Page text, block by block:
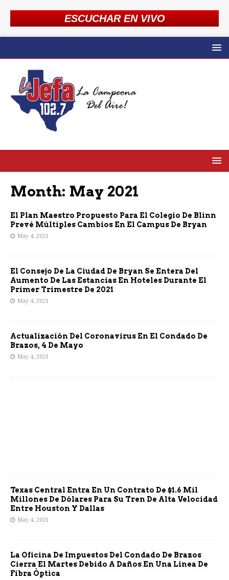
ESCUCHAR EN VIVO
Month: May 2021
El Plan Maestro Propuesto Para El Colegio De Blinn
Prevé Múltiples Cambios En El Campus De Bryan
May 4, 2021
El Consejo De La Ciudad De Bryan Se Entera Del
Aumento De Las Estancias En Hoteles Durante El
Primer Trimestre De 2021
May 4, 2021
Actualización Del Coronavirus En El Condado De
Brazos, 4 De Mayo
May 4, 2021
Texas Central Entra En Un Contrato De $1.6 Mil
Millones De Dólares Para Su Tren De Alta Velocidad
Entre Houston Y Dallas
May 4, 2021
La Oficina De Impuestos Del Condado De Brazos
Cierra El Martes Debido A Daños En Una Línea De
Fibra Óptica